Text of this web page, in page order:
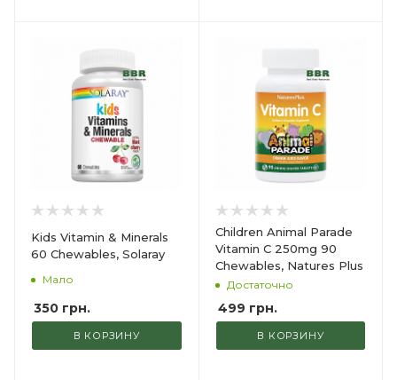
Kids Vitamin & Minerals
60 Chewables, Solaray
Мало
350 грн.
В КОРЗИНУ
Children Animal Parade
Vitamin C 250mg 90
Chewables, Natures Plus
Достаточно
499 грн.
В КОРЗИНУ